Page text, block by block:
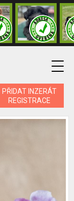
PŘIDAT INZERÁT
REGISTRACE